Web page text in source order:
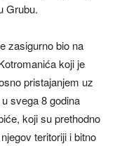
Grubu.
zasigurno bio na
koji je
pristajanjem uz
svega 8 godina
koji su prethodno
teritoriji i bitno